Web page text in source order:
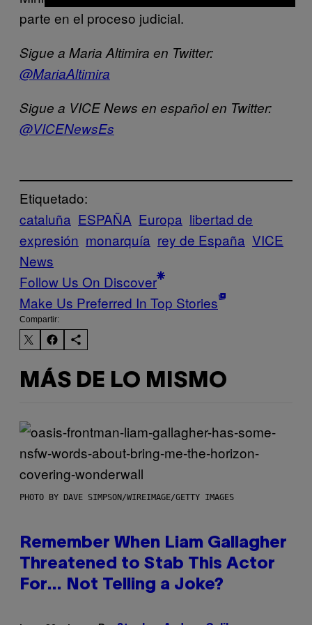
parte en el proceso judicial.
Sigue a Maria Altimira en Twitter:
@MariaAltimira
Sigue a VICE News en español en Twitter:
@VICENewsEs
Etiquetado:
cataluña ESPAÑA Europa libertad de
expresión monarquía rey de España VICE
News
Follow Us On Discover
Make Us Preferred In Top Stories
Compartir:
MÁS DE LO MISMO
PHOTO BY DAVE SIMPSON/WIREIMAGE/GETTY IMAGES
Remember When Liam Gallagher
Threatened to Stab This Actor
For… Not Telling a Joke?